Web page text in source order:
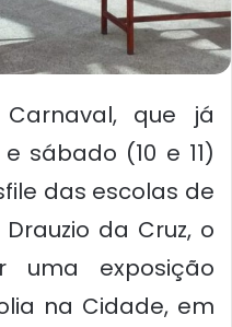
que já
sábado (10 e 11)
das escolas de
da Cruz, o
uma exposição
na Cidade, em